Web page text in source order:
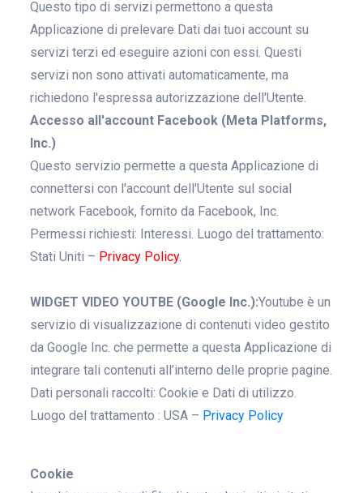
Questo tipo di servizi permettono a questa
Applicazione di prelevare Dati dai tuoi account su
servizi terzi ed eseguire azioni con essi. Questi
servizi non sono attivati automaticamente, ma
richiedono l'espressa autorizzazione dell'Utente.
Accesso all'account Facebook (Meta Platforms,
Inc.)
Questo servizio permette a questa Applicazione di
connettersi con l'account dell'Utente sul social
network Facebook, fornito da Facebook, Inc.
Permessi richiesti: Interessi. Luogo del trattamento:
Stati Uniti – Privacy Policy.
WIDGET VIDEO YOUTBE (Google Inc.):Youtube è un
servizio di visualizzazione di contenuti video gestito
da Google Inc. che permette a questa Applicazione di
integrare tali contenuti all’interno delle proprie pagine.
Dati personali raccolti: Cookie e Dati di utilizzo.
Luogo del trattamento : USA – Privacy Policy
Cookie